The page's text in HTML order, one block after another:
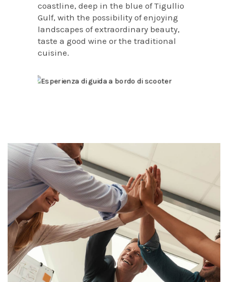
coastline, deep in the blue of Tigullio
Gulf, with the possibility of enjoying
landscapes of extraordinary beauty,
taste a good wine or the traditional
cuisine.